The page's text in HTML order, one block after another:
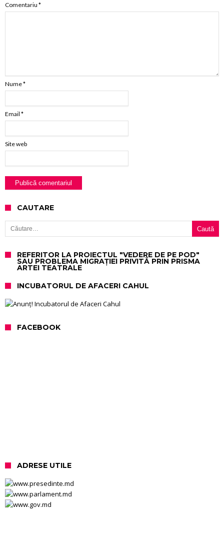
Comentariu *
Nume*
Email *
Site web
CAUTARE
Caută după:
REFERITOR LA PROIECTUL "VEDERE DE PE POD"
SAU PROBLEMA MIGRAȚIEI PRIVITĂ PRIN PRISMA
ARTEI TEATRALE
INCUBATORUL DE AFACERI CAHUL
FACEBOOK
ADRESE UTILE